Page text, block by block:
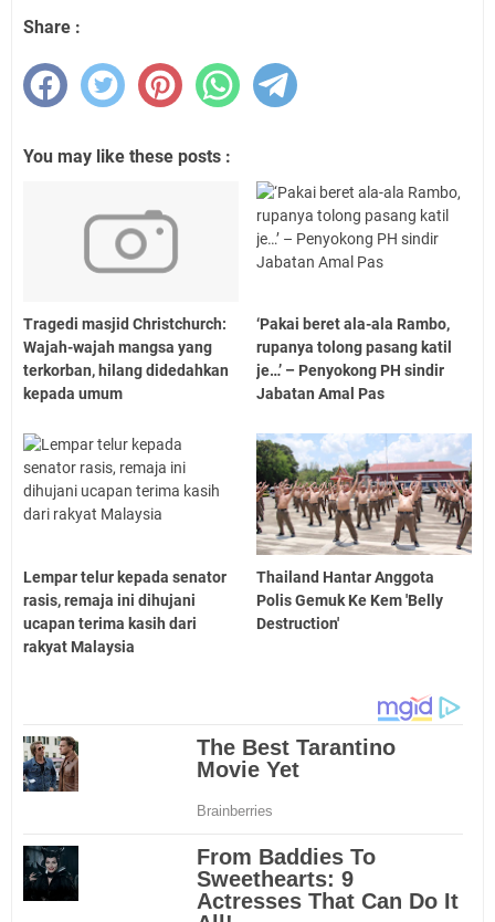
Share :
You may like these posts :
Tragedi masjid Christchurch:
Wajah-wajah mangsa yang
terkorban, hilang didedahkan
kepada umum
‘Pakai beret ala-ala Rambo,
rupanya tolong pasang katil
je…’ – Penyokong PH sindir
Jabatan Amal Pas
Lempar telur kepada senator
rasis, remaja ini dihujani
ucapan terima kasih dari
rakyat Malaysia
Thailand Hantar Anggota
Polis Gemuk Ke Kem 'Belly
Destruction'